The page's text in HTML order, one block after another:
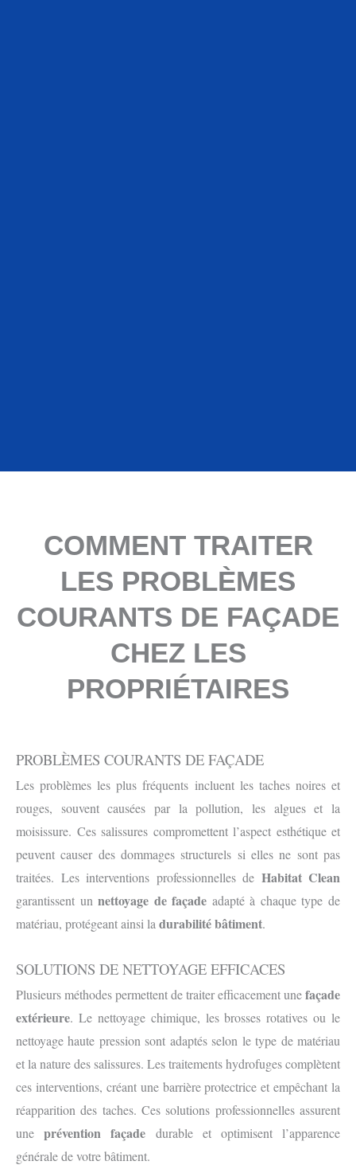
COMMENT TRAITER
LES PROBLÈMES
COURANTS DE FAÇADE
CHEZ LES
PROPRIÉTAIRES
PROBLÈMES COURANTS DE FAÇADE
Les problèmes les plus fréquents incluent les taches noires et
rouges, souvent causées par la pollution, les algues et la
moisissure. Ces salissures compromettent l’aspect esthétique et
peuvent causer des dommages structurels si elles ne sont pas
traitées. Les interventions professionnelles de Habitat Clean
garantissent unnettoyage de façade adapté à chaque type de
matériau, protégeant ainsi la durabilité bâtiment.
SOLUTIONS DE NETTOYAGE EFFICACES
Plusieurs méthodes permettent de traiter efficacement unefaçade
extérieure. Le nettoyage chimique, les brosses rotatives ou le
nettoyage haute pression sont adaptés selon le type de matériau
et la nature des salissures. Les traitements hydrofuges complètent
ces interventions, créant une barrière protectrice et empêchant la
réapparition des taches. Ces solutions professionnelles assurent
uneprévention façade durable et optimisent l’apparence
générale de votre bâtiment.